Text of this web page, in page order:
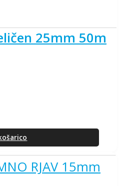
25mm 50m